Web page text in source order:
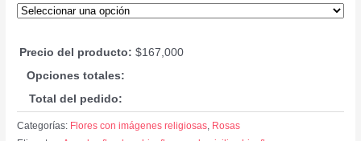
Precio del producto: $167,000
Opciones totales:
Total del pedido:
Categorías: Flores con imágenes religiosas, Rosas